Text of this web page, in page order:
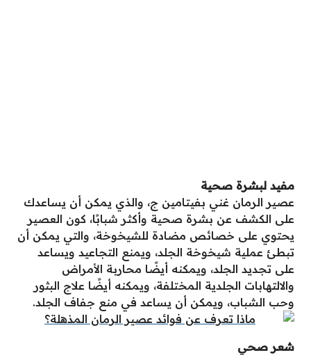
مفيد لبشرة صحية
عصير الرمان غني بفيتامين ج، والذي يمكن أن يساعدك
على الكشف عن بشرة صحية وأكثر شبابًا، كون العصير
يحتوي على خصائص مضادة للشيخوخة، والتي يمكن أن
تبطئ عملية شيخوخة الجلد، ويمنع التجاعيد ويساعد
على تجديد الجلد، ويمكنه أيضًا محاربة الأمراض
والالتهابات الجلدية المختلفة، ويمكنه أيضًا علاج البثور
وحب الشباب، ويمكن أن يساعد في منع جفاف الجلد.
شعر صحي